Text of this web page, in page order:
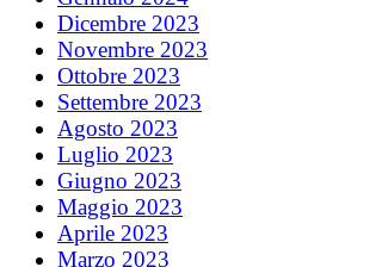
Dicembre 2023
Novembre 2023
Ottobre 2023
Settembre 2023
Agosto 2023
Luglio 2023
Giugno 2023
Maggio 2023
Aprile 2023
Marzo 2023